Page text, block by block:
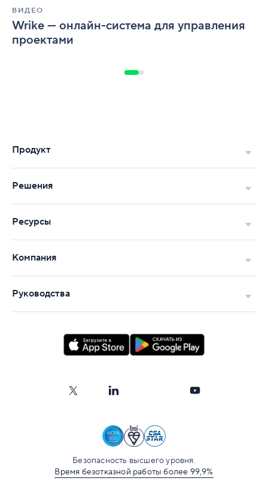
ВИДЕО
Wrike — онлайн-система для управления
проектами
Продукт
Решения
Ресурсы
Компания
Руководства
Безопасность высшего уровня.
Время безотказной работы более 99,9%